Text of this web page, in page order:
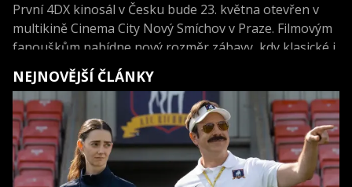
První 4DX kinosál v Česku bude 23. května otevřen v
multikině Cinema City Nový Smíchov v Praze. Filmovým
fanouškům nabídne nový rozměr zábavy, kdy klasické i
3D projekce doplní pohybem sedaček, poryvy větru,
vůněmi, mlhou i světelnými efekty v sále. Česko je 11.
zemí, kde se tato technologie představí, a pražské kino
44. sálem tohoto druhu na světě.
NEJNOVĚJŠÍ ČLÁNKY